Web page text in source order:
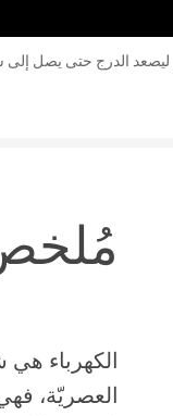
التيار الكهربائي في يوليو/تموز
الكهرباء
العصريّة،